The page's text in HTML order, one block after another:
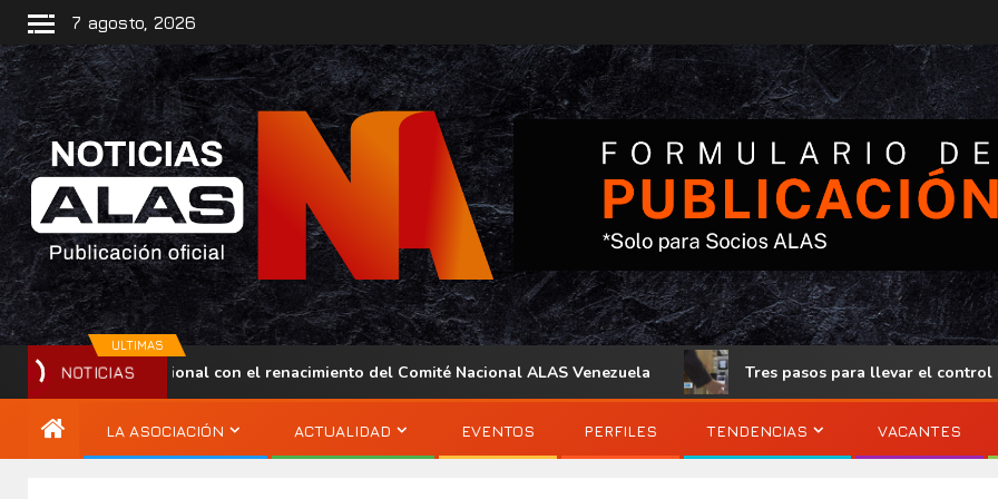
7 agosto, 2026
ULTIMAS
NOTICIAS
regional con el renacimiento del Comité Nacional ALAS Venezuela Tres pasos para llevar el control de acceso
LA ASOCIACIÓN ACTUALIDAD EVENTOS PERFILES TENDENCIAS VACANTES